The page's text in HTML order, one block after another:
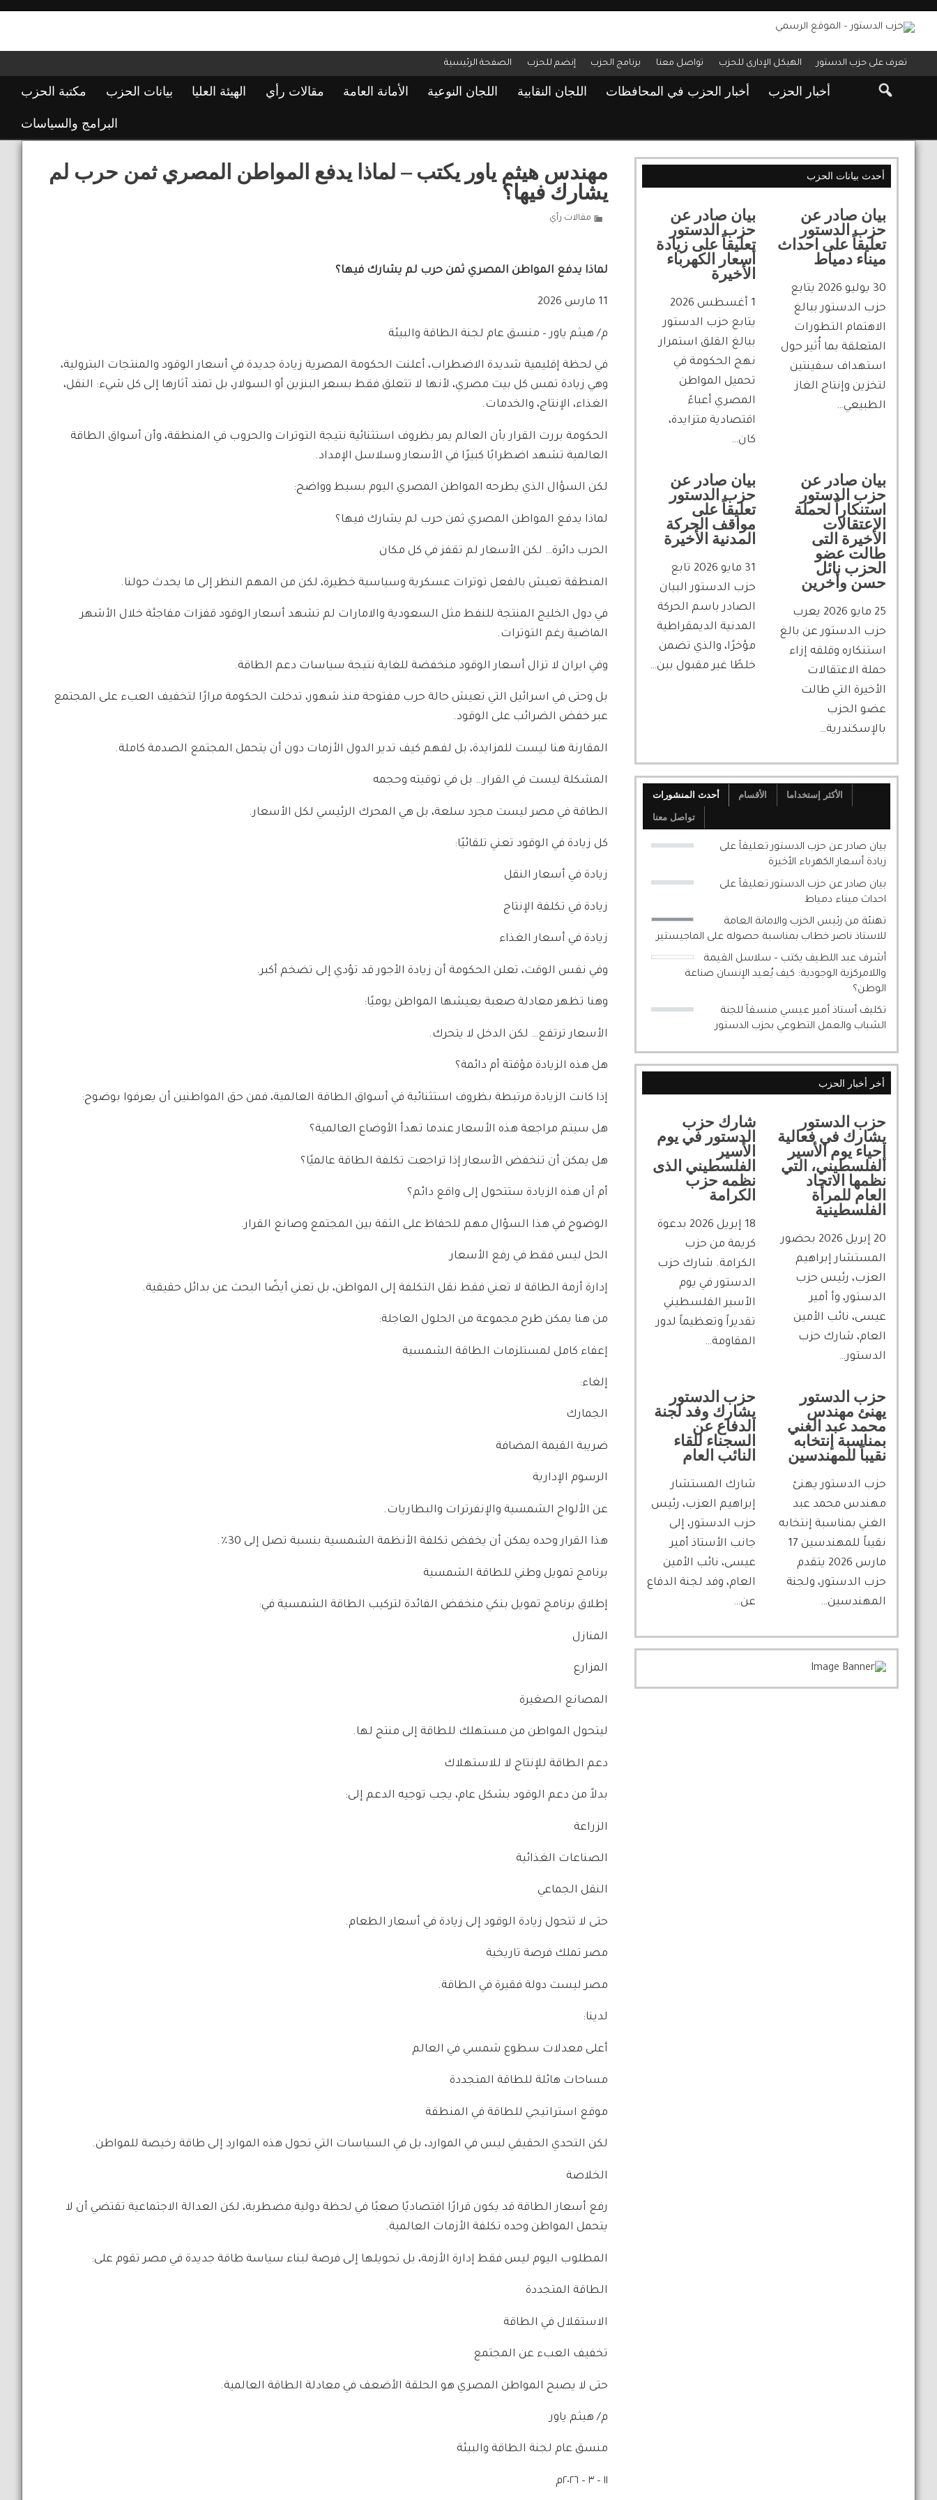
الصفحة الرئيسية إنضم للحزب برنامج الحزب تواصل معنا الهيكل الإدارى للحزب تعرف على حزب الدستور
مكتبة الحزب بيانات الحزب الهيئة العليا مقالات رأي الأمانة العامة اللجان النوعية اللجان النقابية أخبار الحزب في المحافظات أخبار الحزب
البرامج والسياسات
مهندس هيثم ياور يكتب – لماذا يدفع المواطن المصري ثمن حرب لم
يشارك فيها؟
مقالات رأي
لماذا يدفع المواطن المصري ثمن حرب لم يشارك فيها؟
11 مارس 2026
م/ هيثم ياور – منسق عام لجنة الطاقة والبيئة
في لحظة إقليمية شديدة الاضطراب، أعلنت الحكومة المصرية زيادة جديدة في أسعار الوقود والمنتجات البترولية،
وهي زيادة تمس كل بيت مصري، لأنها لا تتعلق فقط بسعر البنزين أو السولار، بل تمتد آثارها إلى كل شيء: النقل،
الغذاء، الإنتاج، والخدمات.
الحكومة بررت القرار بأن العالم يمر بظروف استثنائية نتيجة التوترات والحروب في المنطقة، وأن أسواق الطاقة
العالمية تشهد اضطرابًا كبيرًا في الأسعار وسلاسل الإمداد.
لكن السؤال الذي يطرحه المواطن المصري اليوم بسيط وواضح:
لماذا يدفع المواطن المصري ثمن حرب لم يشارك فيها؟
الحرب دائرة… لكن الأسعار لم تقفز في كل مكان
المنطقة تعيش بالفعل توترات عسكرية وسياسية خطيرة، لكن من المهم النظر إلى ما يحدث حولنا.
في دول الخليج المنتجة للنفط مثل السعودية والامارات لم تشهد أسعار الوقود قفزات مفاجئة خلال الأشهر
الماضية رغم التوترات.
وفي ايران لا تزال أسعار الوقود منخفضة للغاية نتيجة سياسات دعم الطاقة.
بل وحتى في اسرائيل التي تعيش حالة حرب مفتوحة منذ شهور، تدخلت الحكومة مرارًا لتخفيف العبء على المجتمع
عبر خفض الضرائب على الوقود.
المقارنة هنا ليست للمزايدة، بل لفهم كيف تدير الدول الأزمات دون أن يتحمل المجتمع الصدمة كاملة.
المشكلة ليست في القرار… بل في توقيته وحجمه
الطاقة في مصر ليست مجرد سلعة، بل هي المحرك الرئيسي لكل الأسعار.
كل زيادة في الوقود تعني تلقائيًا:
زيادة في أسعار النقل
زيادة في تكلفة الإنتاج
زيادة في أسعار الغذاء
وفي نفس الوقت، تعلن الحكومة أن زيادة الأجور قد تؤدي إلى تضخم أكبر.
وهنا تظهر معادلة صعبة يعيشها المواطن يوميًا:
الأسعار ترتفع… لكن الدخل لا يتحرك.
هل هذه الزيادة مؤقتة أم دائمة؟
إذا كانت الزيادة مرتبطة بظروف استثنائية في أسواق الطاقة العالمية، فمن حق المواطنين أن يعرفوا بوضوح:
هل سيتم مراجعة هذه الأسعار عندما تهدأ الأوضاع العالمية؟
هل يمكن أن تنخفض الأسعار إذا تراجعت تكلفة الطاقة عالميًا؟
أم أن هذه الزيادة ستتحول إلى واقع دائم؟
الوضوح في هذا السؤال مهم للحفاظ على الثقة بين المجتمع وصانع القرار.
الحل ليس فقط في رفع الأسعار
إدارة أزمة الطاقة لا تعني فقط نقل التكلفة إلى المواطن، بل تعني أيضًا البحث عن بدائل حقيقية.
من هنا يمكن طرح مجموعة من الحلول العاجلة:
إعفاء كامل لمستلزمات الطاقة الشمسية
إلغاء:
الجمارك
ضريبة القيمة المضافة
الرسوم الإدارية
عن الألواح الشمسية والإنفرترات والبطاريات.
هذا القرار وحده يمكن أن يخفض تكلفة الأنظمة الشمسية بنسبة تصل إلى 30٪.
برنامج تمويل وطني للطاقة الشمسية
إطلاق برنامج تمويل بنكي منخفض الفائدة لتركيب الطاقة الشمسية في:
المنازل
المزارع
المصانع الصغيرة
ليتحول المواطن من مستهلك للطاقة إلى منتج لها.
دعم الطاقة للإنتاج لا للاستهلاك
بدلاً من دعم الوقود بشكل عام، يجب توجيه الدعم إلى:
الزراعة
الصناعات الغذائية
النقل الجماعي
حتى لا تتحول زيادة الوقود إلى زيادة في أسعار الطعام.
مصر تملك فرصة تاريخية
مصر ليست دولة فقيرة في الطاقة.
لدينا:
أعلى معدلات سطوع شمسي في العالم
مساحات هائلة للطاقة المتجددة
موقع استراتيجي للطاقة في المنطقة
لكن التحدي الحقيقي ليس في الموارد، بل في السياسات التي تحول هذه الموارد إلى طاقة رخيصة للمواطن.
الخلاصة
رفع أسعار الطاقة قد يكون قرارًا اقتصاديًا صعبًا في لحظة دولية مضطربة، لكن العدالة الاجتماعية تقتضي أن لا
يتحمل المواطن وحده تكلفة الأزمات العالمية.
المطلوب اليوم ليس فقط إدارة الأزمة، بل تحويلها إلى فرصة لبناء سياسة طاقة جديدة في مصر تقوم على:
الطاقة المتجددة
الاستقلال في الطاقة
تخفيف العبء عن المجتمع
حتى لا يصبح المواطن المصري هو الحلقة الأضعف في معادلة الطاقة العالمية.
م/ هيثم ياور
منسق عام لجنة الطاقة والبيئة
١١ – ٣ – ٢٠٢٦م
أحدث بيانات الحزب
بيان صادر عن
حزب الدستور
تعليقاً على زيادة
أسعار الكهرباء
الأخيرة
1 أغسطس 2026
يتابع حزب الدستور
ببالغ القلق استمرار
نهج الحكومة في
تحميل المواطن
المصري أعباءً
اقتصادية متزايدة،
كان…
بيان صادر عن
حزب الدستور
تعليقاً على احداث
ميناء دمياط
30 يوليو 2026 يتابع
حزب الدستور ببالغ
الاهتمام التطورات
المتعلقة بما أُثير حول
استهداف سفينتين
لتخزين وإنتاج الغاز
الطبيعي…
بيان صادر عن
حزب الدستور
تعليقاً على
مواقف الحركة
المدنية الأخيرة
31 مايو 2026 تابع
حزب الدستور البيان
الصادر باسم الحركة
المدنية الديمقراطية
مؤخرًا، والذي تضمن
خلطًا غير مقبول بين…
بيان صادر عن
حزب الدستور
استنكاراً لحملة
الاعتقالات
الأخيرة التى
طالت عضو
الحزب نائل
حسن وأخرين
25 مايو 2026 يعرب
حزب الدستور عن بالغ
استنكاره وقلقه إزاء
حملة الاعتقالات
الأخيرة التي طالت
عضو الحزب
بالإسكندرية…
أحدث المنشورات الأقسام الأكثر إستخداما
تواصل معنا
بيان صادر عن حزب الدستور تعليقاً على
زيادة أسعار الكهرباء الأخيرة
بيان صادر عن حزب الدستور تعليقاً على
احداث ميناء دمياط
تهنئة من رئيس الحزب والامانة العامة
للاستاذ ناصر خطاب بمناسبة حصوله على الماجيستير
أشرف عبد اللطيف يكتب – سلاسل القيمة
واللامركزية الوجودية: كيف يُعيد الإنسان صناعة
الوطن؟
تكليف أستاذ أمير عيسي منسقاً للجنة
الشباب والعمل التطوعي بحزب الدستور
أخر أخبار الحزب
شارك حزب
الدستور في يوم
الأسير
الفلسطيني الذى
نظمه حزب
الكرامة
18 إبريل 2026 بدعوة
كريمة من حزب
الكرامة. شارك حزب
الدستور في يوم
الأسير الفلسطيني
تقديراً وتعظيماً لدور
المقاومة…
حزب الدستور
يشارك في فعالية
إحياء يوم الأسير
الفلسطيني، التي
نظمها الاتحاد
العام للمرأة
الفلسطينية
20 إبريل 2026 بحضور
المستشار إبراهيم
العزب، رئيس حزب
الدستور، وأ أمير
عيسى، نائب الأمين
العام، شارك حزب
الدستور…
حزب الدستور
يشارك وفد لجنة
الدفاع عن
السجناء للقاء
النائب العام
شارك المستشار
إبراهيم العزب، رئيس
حزب الدستور، إلى
جانب الأستاذ أمير
عيسى، نائب الأمين
العام، وفد لجنة الدفاع
عن…
حزب الدستور
يهنئ مهندس
محمد عبد الغني
بمناسبة إنتخابه
نقيباً للمهندسين
حزب الدستور يهنئ
مهندس محمد عبد
الغني بمناسبة إنتخابه
نقيباً للمهندسين 17
مارس 2026 يتقدم
حزب الدستور، ولجنة
المهندسين…